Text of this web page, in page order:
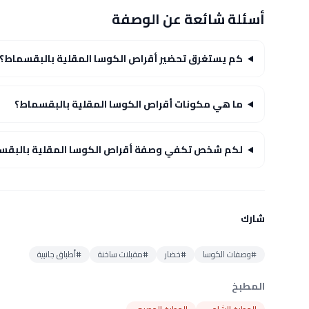
أسئلة شائعة عن الوصفة
كم يستغرق تحضير أقراص الكوسا المقلية بالبقسماط؟
ما هي مكونات أقراص الكوسا المقلية بالبقسماط؟
لكم شخص تكفي وصفة أقراص الكوسا المقلية
شارك
#وصفات الكوسا #خضار #مقبلات ساخنة #أطباق جانبية
المطبخ